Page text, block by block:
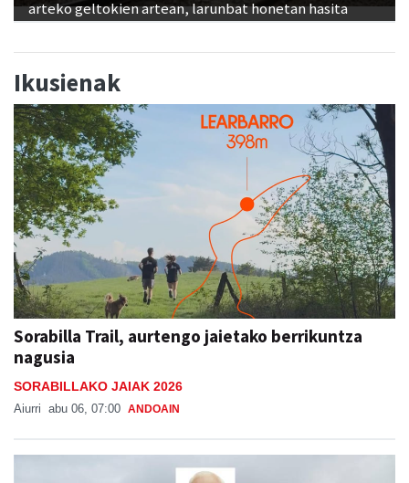
arteko geltokien artean, larunbat honetan hasita
Ikusienak
Sorabilla Trail, aurtengo jaietako berrikuntza
nagusia
SORABILLAKO JAIAK 2026
Aiurri abu 06, 07:00 ANDOAIN